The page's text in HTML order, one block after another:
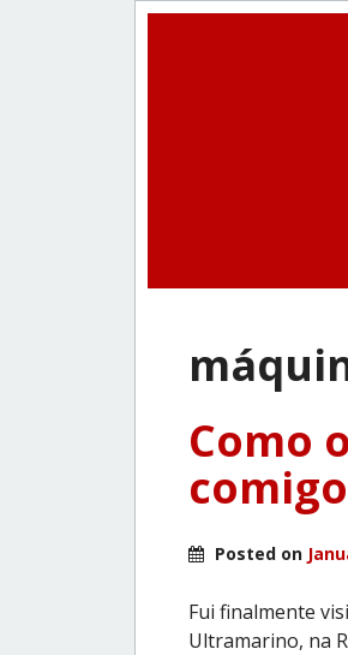
Como
Posted on
Fui finalmente
Ultramarino, na